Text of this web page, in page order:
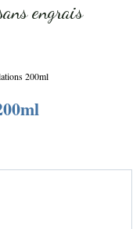
engrais
200ml